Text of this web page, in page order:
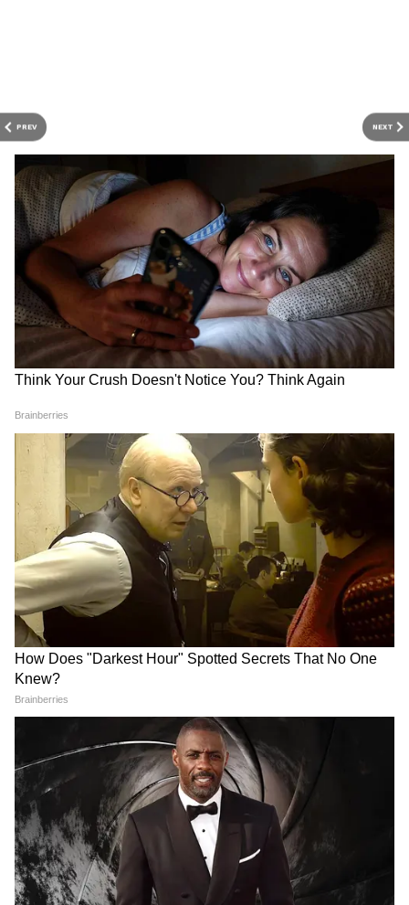
PREV NEXT
in Front of Tourists in Gujarat’s Gir
Forestpic.twitter.com/2f11ifGqp8
— Megh Updates 🚨™
(@MeghUpdates) May 12, 2026
3
6
Image Credit :X/HateDetectors